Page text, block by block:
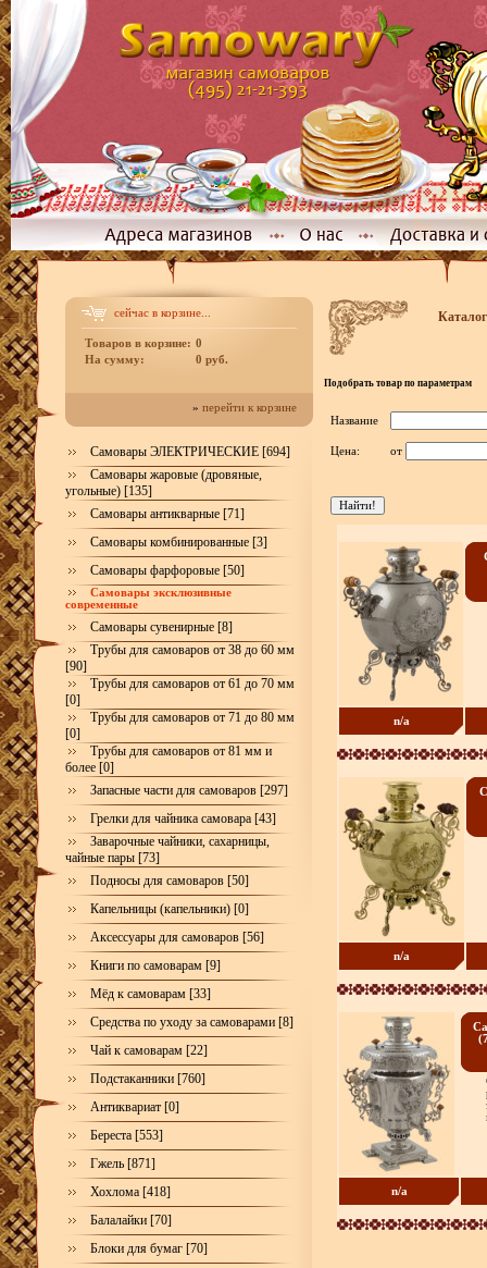
сейчас в корзине...
Товаров в корзине: 0
На сумму:
0 руб.
» перейти к корзине
Самовары ЭЛЕКТРИЧЕСКИЕ [694]
Самовары жаровые (дровяные,
угольные) [135]
Самовары антикварные [71]
Самовары комбинированные [3]
Самовары фарфоровые [50]
Самовары эксклюзивные
современные
Самовары сувенирные [8]
Трубы для самоваров от 38 до 60 мм
[90]
Трубы для самоваров от 61 до 70 мм
[0]
Трубы для самоваров от 71 до 80 мм
[0]
Трубы для самоваров от 81 мм и
более [0]
Запасные части для самоваров [297]
Грелки для чайника самовара [43]
Заварочные чайники, сахарницы,
чайные пары [73]
Подносы для самоваров [50]
Капельницы (капельники) [0]
Аксессуары для самоваров [56]
Книги по самоварам [9]
Мёд к самоварам [33]
Средства по уходу за самоварами [8]
Чай к самоварам [22]
Подстаканники [760]
Антиквариат [0]
Береста [553]
Гжель [871]
Хохлома [418]
Балалайки [70]
Блоки для бумаг [70]
Каталог
Подобрать товар по параметрам
Название
Цена: от
n/a
n/a
n/a